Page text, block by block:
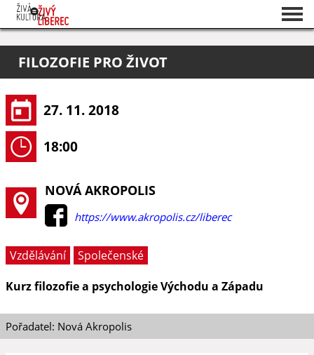
O projektu
Pořadatelé
FILOZOFIE PRO ŽIVOT
27. 11. 2018
18:00
NOVÁ AKROPOLIS
https://www.akropolis.cz/liberec
Vzdělávání
Společenské
Kurz filozofie a psychologie Východu a Západu
Pořadatel: Nová Akropolis